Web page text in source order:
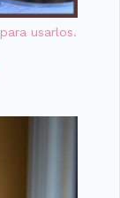
usarlos.